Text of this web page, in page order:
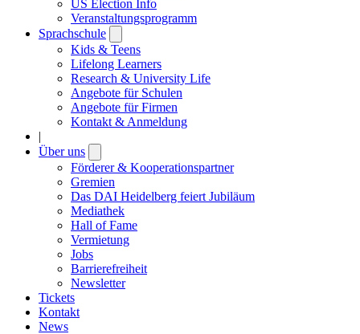
US Election Info
Veranstaltungsprogramm
Sprachschule
submenu
Kids & Teens
Lifelong Learners
Research & University Life
Angebote für Schulen
Angebote für Firmen
Kontakt & Anmeldung
|
Über uns
submenu
Förderer & Kooperationspartner
Gremien
Das DAI Heidelberg feiert Jubiläum
Mediathek
Hall of Fame
Vermietung
Jobs
Barrierefreiheit
Newsletter
Tickets
Kontakt
News